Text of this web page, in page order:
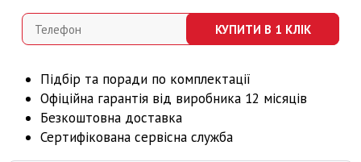
КУПИТИ В 1 КЛІК
Підбір та поради по комплектації
Офіційна гарантія від виробника 12 місяців
Безкоштовна доставка
Сертифікована сервісна служба